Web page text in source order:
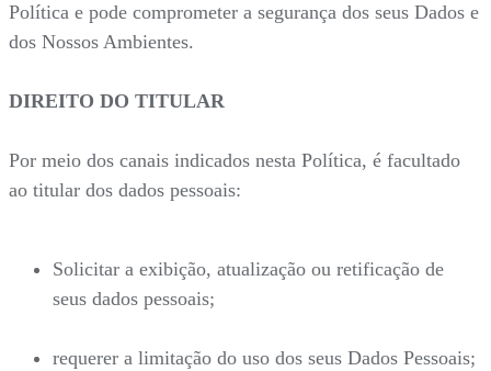
Política e pode comprometer a segurança dos seus Dados e
dos Nossos Ambientes.
DIREITO DO TITULAR
Por meio dos canais indicados nesta Política, é facultado
ao titular dos dados pessoais:
Solicitar a exibição, atualização ou retificação de
seus dados pessoais;
requerer a limitação do uso dos seus Dados Pessoais;